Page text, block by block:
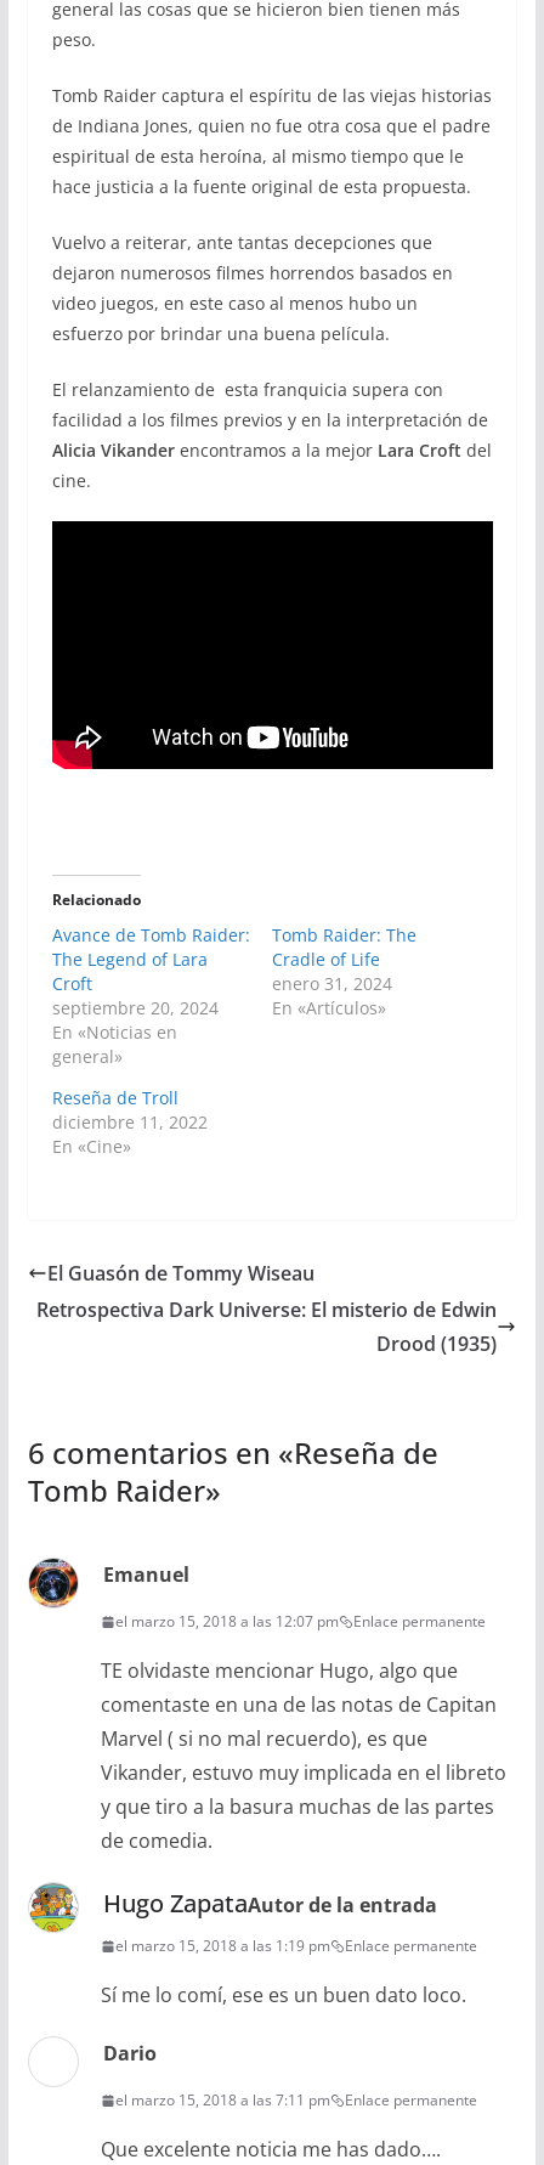
general las cosas que se hicieron bien tienen más
peso.
Tomb Raider captura el espíritu de las viejas historias
de Indiana Jones, quien no fue otra cosa que el padre
espiritual de esta heroína, al mismo tiempo que le
hace justicia a la fuente original de esta propuesta.
Vuelvo a reiterar, ante tantas decepciones que
dejaron numerosos filmes horrendos basados en
video juegos, en este caso al menos hubo un
esfuerzo por brindar una buena película.
El relanzamiento de esta franquicia supera con
facilidad a los filmes previos y en la interpretación de
Alicia Vikanderencontramos a la mejorLara Croft del
cine.
Relacionado
Avance de Tomb Raider:
The Legend of Lara
Croft
septiembre 20, 2024
En «Noticias en
general»
Tomb Raider: The
Cradle of Life
enero 31, 2024
En «Artículos»
Reseña de Troll
diciembre 11, 2022
En «Cine»
El Guasón de Tommy Wiseau
Retrospectiva Dark Universe: El misterio de Edwin
Drood (1935)
6 comentarios en «Reseña de
Tomb Raider»
Emanuel
el marzo 15, 2018 a las 12:07 pm Enlace permanente
TE olvidaste mencionar Hugo, algo que
comentaste en una de las notas de Capitan
Marvel ( si no mal recuerdo), es que
Vikander, estuvo muy implicada en el libreto
y que tiro a la basura muchas de las partes
de comedia.
Hugo ZapataAutor de la entrada
el marzo 15, 2018 a las 1:19 pm Enlace permanente
Sí me lo comí, ese es un buen dato loco.
Dario
el marzo 15, 2018 a las 7:11 pm Enlace permanente
Que excelente noticia me has dado….